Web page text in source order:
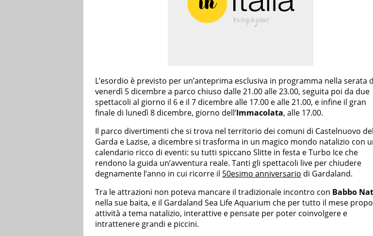
L’esordio è previsto per un’anteprima esclusiva in programma nella serata
venerdì 5 dicembre a parco chiuso dalle 21.00 alle 23.00, seguita poi da due
spettacoli al giorno il 6 e il 7 dicembre alle 17.00 e alle 21.00, e infine il gran
finale di lunedì 8 dicembre, giorno dell’Immacolata, alle 17.00.
Il parco divertimenti che si trova nel territorio dei comuni di Castelnuovo del
Garda e Lazise, a dicembre si trasforma in un magico mondo natalizio con
calendario ricco di eventi: su tutti spiccano Slitte in festa e Turbo Ice che
rendono la guida un’avventura reale. Tanti gli spettacoli live per chiudere
degnamente l’anno in cui ricorre il 50esimo anniversario di Gardaland.
Tra le attrazioni non poteva mancare il tradizionale incontro con Babbo
nella sue baita, e il Gardaland Sea Life Aquarium che per tutto il mese
attività a tema natalizio, interattive e pensate per poter coinvolgere e
intrattenere grandi e piccini.